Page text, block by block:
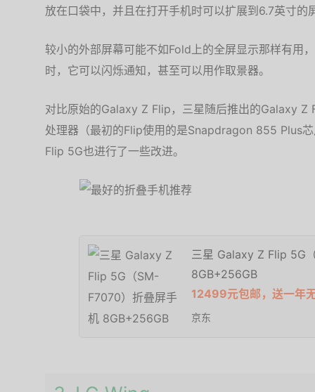
放在口袋中，并且在打开手机时可以扩展到6.7英寸的
较小的外部屏幕可能不如Fold上的全屏显示那样有用
时，它可以闪烁通知，甚至可以用作取景器。
对比原始的Galaxy Z Flip，三星随后推出的Galaxy
处理器（最初的Flip使用的是Snapdragon 855 Plus
Flip 5G也进行了一些改进。
三星 Galaxy Z Flip 5G
8GB+256GB
12499元包邮，送一年
京东